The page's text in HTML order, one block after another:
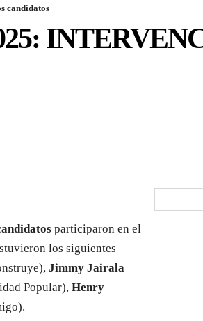
candidatos
participaron en el
los siguientes
Jimmy Jairala
Popular), Henry